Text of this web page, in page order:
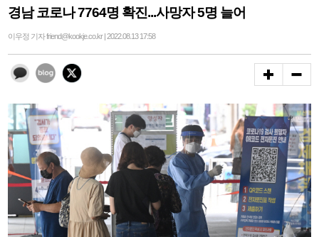
경남 코로나 7764명 확진...사망자 5명 늘어
이우정 기자 friend@kookje.co.kr | 2022.08.13 17:58